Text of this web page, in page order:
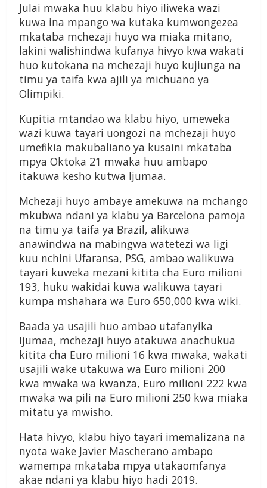
Julai mwaka huu klabu hiyo iliweka wazi
kuwa ina mpango wa kutaka kumwongezea
mkataba mchezaji huyo wa miaka mitano,
lakini walishindwa kufanya hivyo kwa wakati
huo kutokana na mchezaji huyo kujiunga na
timu ya taifa kwa ajili ya michuano ya
Olimpiki.
Kupitia mtandao wa klabu hiyo, umeweka
wazi kuwa tayari uongozi na mchezaji huyo
umefikia makubaliano ya kusaini mkataba
mpya Oktoka 21 mwaka huu ambapo
itakuwa kesho kutwa Ijumaa.
Mchezaji huyo ambaye amekuwa na mchango
mkubwa ndani ya klabu ya Barcelona pamoja
na timu ya taifa ya Brazil, alikuwa
anawindwa na mabingwa watetezi wa ligi
kuu nchini Ufaransa, PSG, ambao walikuwa
tayari kuweka mezani kitita cha Euro milioni
193, huku wakidai kuwa walikuwa tayari
kumpa mshahara wa Euro 650,000 kwa wiki.
Baada ya usajili huo ambao utafanyika
Ijumaa, mchezaji huyo atakuwa anachukua
kitita cha Euro milioni 16 kwa mwaka, wakati
usajili wake utakuwa wa Euro milioni 200
kwa mwaka wa kwanza, Euro milioni 222 kwa
mwaka wa pili na Euro milioni 250 kwa miaka
mitatu ya mwisho.
Hata hivyo, klabu hiyo tayari imemalizana na
nyota wake Javier Mascherano ambapo
wamempa mkataba mpya utakaomfanya
akae ndani ya klabu hiyo hadi 2019.